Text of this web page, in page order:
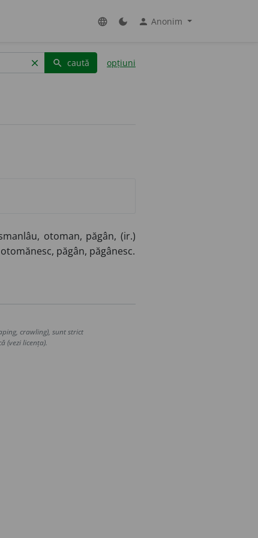
language dark_mode person Anonim
clear search caută opțiuni
otoman, păgân, (ir.)
păgân, păgânesc.
crawling), sunt strict
(vezi licența).